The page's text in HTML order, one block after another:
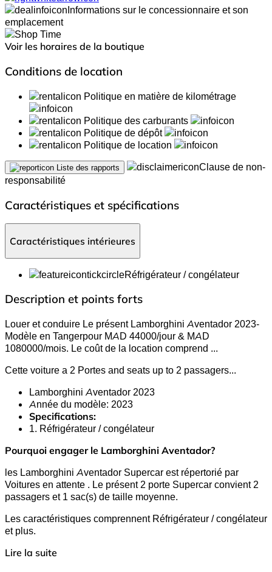
Informations sur le concessionnaire et son
emplacement
Voir les horaires de la boutique
Conditions de location
Politique en matière de kilométrage
Politique des carburants
Politique de dépôt
Politique de location
Liste des rapports
Clause de non-
responsabilité
Caractéristiques et spécifications
Caractéristiques intérieures
Réfrigérateur / congélateur
Description et points forts
Louer et conduire Le présent Lamborghini Aventador 2023-
Modèle en Tangerpour MAD 44000/jour & MAD
1080000/mois. Le coût de la location comprend ...
Cette voiture a 2 Portes and seats up to 2 passagers...
Lamborghini Aventador 2023
Année du modèle: 2023
Specifications:
1. Réfrigérateur / congélateur
Pourquoi engager le Lamborghini Aventador?
les Lamborghini Aventador Supercar est répertorié par
Voitures en attente . Le présent 2 porte Supercar convient 2
passagers et 1 sac(s) de taille moyenne.
Les caractéristiques comprennent Réfrigérateur / congélateur
et plus.
Lire la suite